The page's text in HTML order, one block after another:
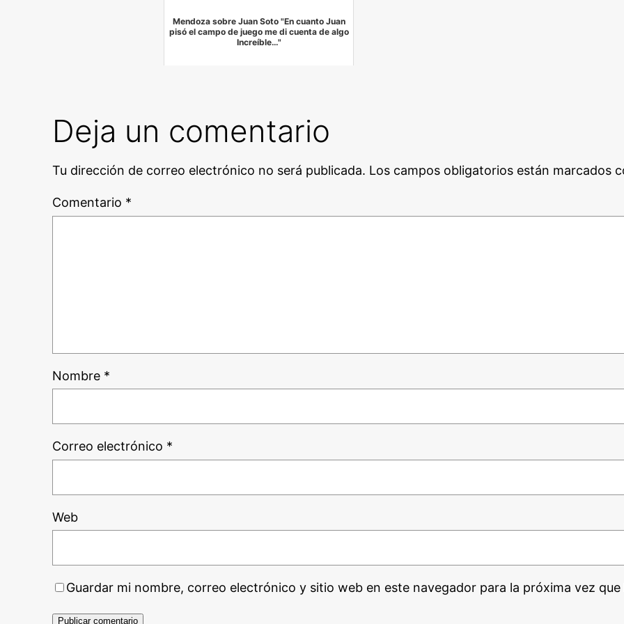
Mendoza sobre Juan Soto "En cuanto Juan
pisó el campo de juego me di cuenta de algo
Increíble…"
Deja un comentario
Tu dirección de correo electrónico no será publicada. Los campos obligatorios están marcados
Comentario *
Nombre *
Correo electrónico *
Web
Guardar mi nombre, correo electrónico y sitio web en este navegador para la próxima vez